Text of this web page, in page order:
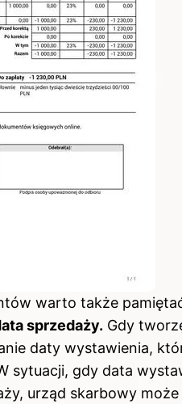
warto także
sprzedaży. Gdy
daty wystawienia,
sytuacji, gdy data
urząd skarbowy